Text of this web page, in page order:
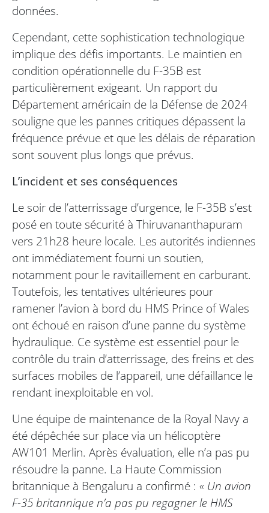
données.
Cependant, cette sophistication technologique
implique des défis importants. Le maintien en
condition opérationnelle du F-35B est
particulièrement exigeant. Un rapport du
Département américain de la Défense de 2024
souligne que les pannes critiques dépassent la
fréquence prévue et que les délais de réparation
sont souvent plus longs que prévus.
L’incident et ses conséquences
Le soir de l’atterrissage d’urgence, le F-35B s’est
posé en toute sécurité à Thiruvananthapuram
vers 21h28 heure locale. Les autorités indiennes
ont immédiatement fourni un soutien,
notamment pour le ravitaillement en carburant.
Toutefois, les tentatives ultérieures pour
ramener l’avion à bord du HMS Prince of Wales
ont échoué en raison d’une panne du système
hydraulique. Ce système est essentiel pour le
contrôle du train d’atterrissage, des freins et des
surfaces mobiles de l’appareil, une défaillance le
rendant inexploitable en vol.
Une équipe de maintenance de la Royal Navy a
été dépêchée sur place via un hélicoptère
AW101 Merlin. Après évaluation, elle n’a pas pu
résoudre la panne. La Haute Commission
britannique à Bengaluru a confirmé : « Un avion
F-35 britannique n’a pas pu regagner le HMS